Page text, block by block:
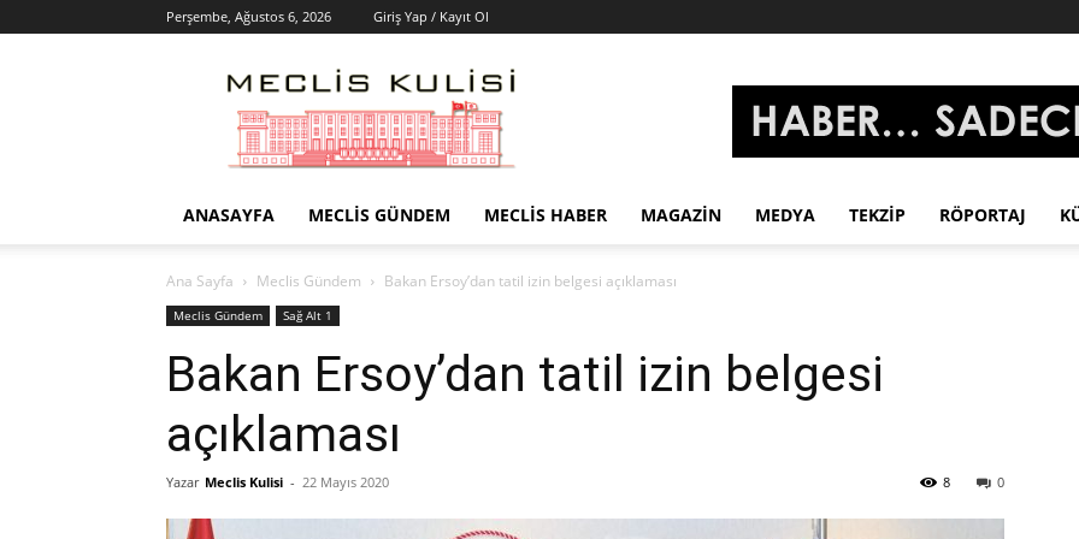
Perşembe, Ağustos 6, 2026 Giriş Yap / Kayıt Ol
Meclis
Kulisi
–
Haber
ANASAYFA
MECLIS GÜNDEM MECLIS HABER MAGAZIN MEDYA TEKZIP RÖPORTAJ
Ana Sayfa Meclis Gündem Bakan Ersoy’dan tatil izin belgesi açıklaması
Meclis Gündem Sağ Alt 1
Bakan Ersoy’dan tatil izin belgesi
açıklaması
Yazar Meclis Kulisi - 22 Mayıs 2020 0
8